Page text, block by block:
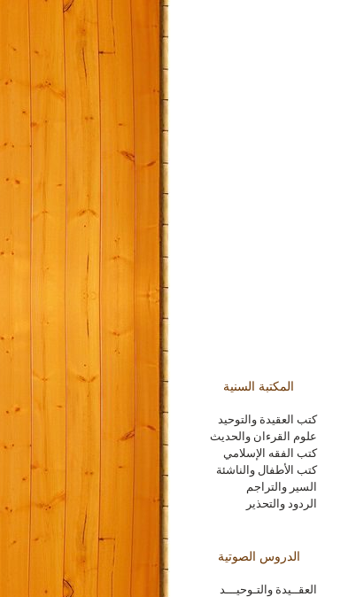
المكتبة السنية
كتب العقيدة والتوحيد
علوم القرءان والحديث
كتب الفقه الإسلامي
كتب الأطفال والناشئة
السير والتراجم
الردود والتحذير
الدروس الصوتية
العقــيدة والتـوحيـــد